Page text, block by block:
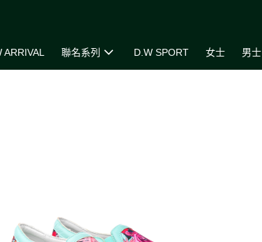
ARRIVAL 聯名系列 D.W SPORT 女士 男士